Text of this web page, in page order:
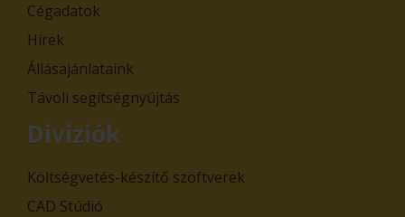
Cégadatok
Hírek
Állásajánlataink
Távoli segítségnyújtás
Divíziók
Költségvetés-készítő szoftverek
CAD Stúdió